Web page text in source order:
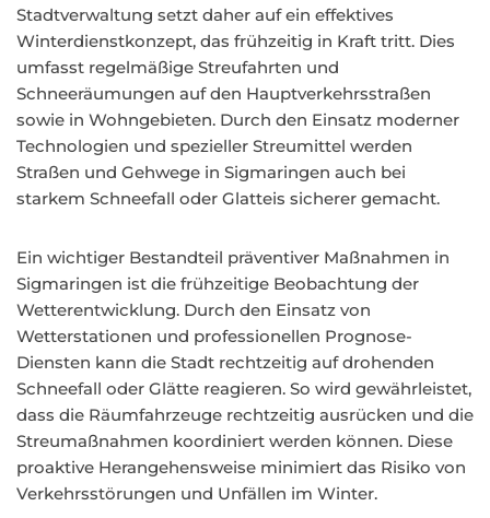
Stadtverwaltung setzt daher auf ein effektives
Winterdienstkonzept, das frühzeitig in Kraft tritt. Dies
umfasst regelmäßige Streufahrten und
Schneeräumungen auf den Hauptverkehrsstraßen
sowie in Wohngebieten. Durch den Einsatz moderner
Technologien und spezieller Streumittel werden
Straßen und Gehwege in Sigmaringen auch bei
starkem Schneefall oder Glatteis sicherer gemacht.
Ein wichtiger Bestandteil präventiver Maßnahmen in
Sigmaringen ist die frühzeitige Beobachtung der
Wetterentwicklung. Durch den Einsatz von
Wetterstationen und professionellen Prognose-
Diensten kann die Stadt rechtzeitig auf drohenden
Schneefall oder Glätte reagieren. So wird gewährleistet,
dass die Räumfahrzeuge rechtzeitig ausrücken und die
Streumaßnahmen koordiniert werden können. Diese
proaktive Herangehensweise minimiert das Risiko von
Verkehrsstörungen und Unfällen im Winter.